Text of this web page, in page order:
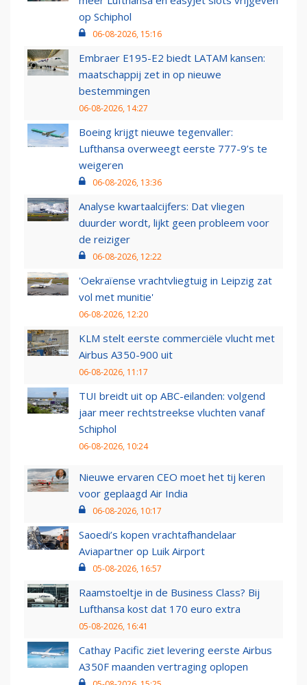
op Schiphol
06-08-2026, 15:16
Embraer E195-E2 biedt LATAM kansen:
maatschappij zet in op nieuwe
bestemmingen
06-08-2026, 14:27
Boeing krijgt nieuwe tegenvaller:
Lufthansa overweegt eerste 777-9’s te
weigeren
06-08-2026, 13:36
Analyse kwartaalcijfers: Dat vliegen
duurder wordt, lijkt geen probleem voor
de reiziger
06-08-2026, 12:22
'Oekraïense vrachtvliegtuig in Leipzig zat
vol met munitie'
06-08-2026, 12:20
KLM stelt eerste commerciële vlucht met
Airbus A350-900 uit
06-08-2026, 11:17
TUI breidt uit op ABC-eilanden: volgend
jaar meer rechtstreekse vluchten vanaf
Schiphol
06-08-2026, 10:24
Nieuwe ervaren CEO moet het tij keren
voor geplaagd Air India
06-08-2026, 10:17
Saoedi’s kopen vrachtafhandelaar
Aviapartner op Luik Airport
05-08-2026, 16:57
Raamstoeltje in de Business Class? Bij
Lufthansa kost dat 170 euro extra
05-08-2026, 16:41
Cathay Pacific ziet levering eerste Airbus
A350F maanden vertraging oplopen